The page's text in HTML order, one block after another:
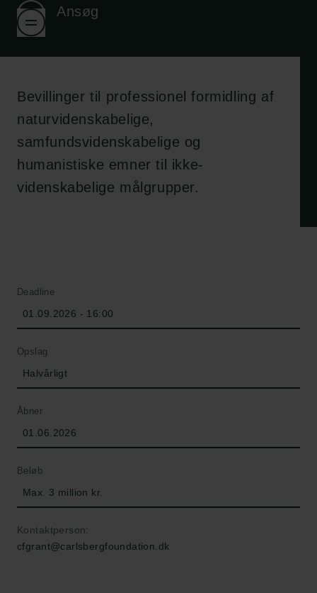
Ansøg
Bevillinger til professionel formidling af
naturvidenskabelige,
samfundsvidenskabelige og
humanistiske emner til ikke-
videnskabelige målgrupper.
Deadline
01.09.2026 - 16:00
Opslag
Halvårligt
Åbner
01.06.2026
Beløb
Max. 3 million kr.
Kontaktperson:
cfgrant@carlsbergfoundation.dk